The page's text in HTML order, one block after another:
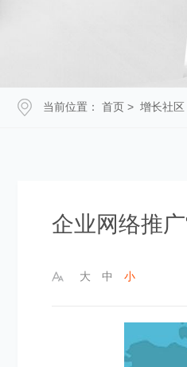
当前位置： 首页 > 增长社区
企业网络推
大 中 小